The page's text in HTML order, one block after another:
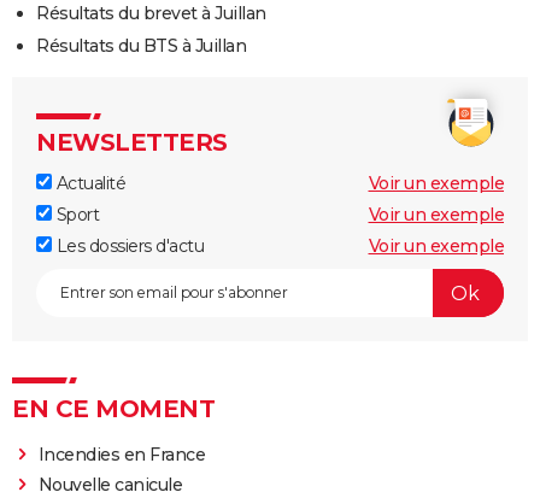
Résultats du brevet à Juillan
Résultats du BTS à Juillan
NEWSLETTERS
Actualité
Voir un exemple
Sport
Voir un exemple
Les dossiers d'actu
Voir un exemple
EN CE MOMENT
Incendies en France
Nouvelle canicule